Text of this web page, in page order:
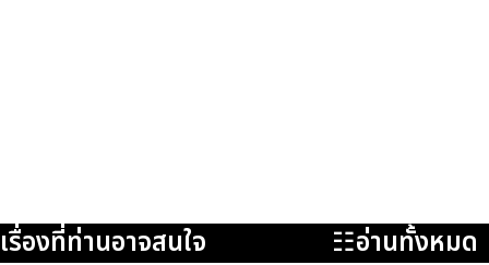
เรื่องที่ท่านอาจสนใจ ☷อ่านทั้งหมด